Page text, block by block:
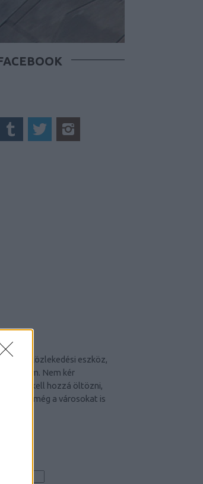
közlekedési eszköz,
Nem kér
nem kell hozzá öltözni,
És még a városokat is